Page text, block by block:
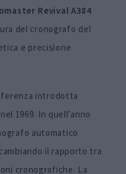
Revival A384
del cronografo del
e precisione
introdotta
nel 1969. In quell’anno
automatico
il rapporto tra
cronografiche. La